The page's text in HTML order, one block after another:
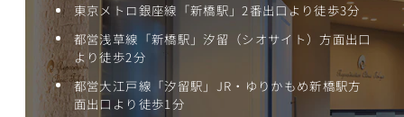
東京メトロ銀座線「新橋駅」2番出口より徒歩3分
都営浅草線「新橋駅」汐留（シオサイト）方面出口
より徒歩2分
都営大江戸線「汐留駅」JR・ゆりかもめ新橋駅方
面出口より徒歩1分